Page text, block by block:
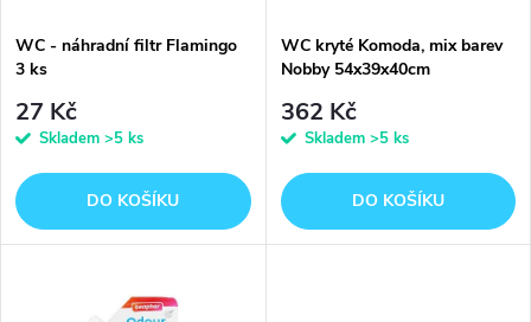
p
r
o
d
s
p
r
o
WC - náhradní filtr Flamingo
3 ks
27 Kč
Skladem >5 ks
DO KOŠÍKU
WC kryté Komoda, mix barev
Nobby 54x39x40cm
362 Kč
Skladem >5 ks
DO KOŠÍKU